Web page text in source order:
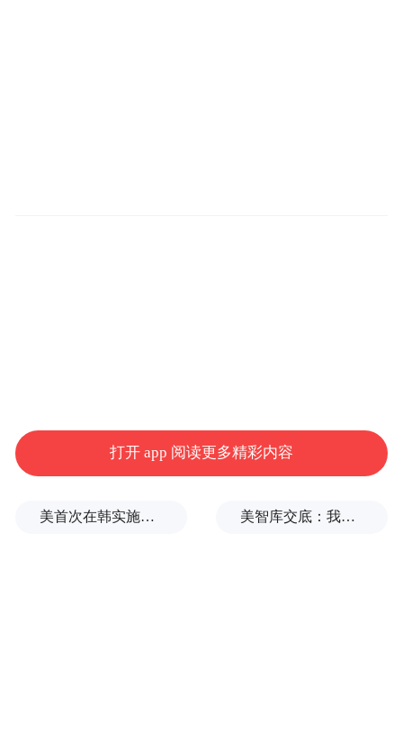
打开 app 阅读更多精彩内容
美首次在韩实施自杀式FPV无人机演习 美智库交底：我们调研了全球4.2万人的中美偏好，民心已有惊人巨变